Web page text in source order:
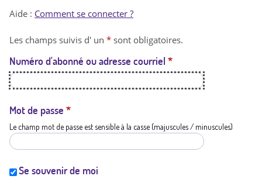
t
a
t
i
Aide : Comment se connecter ?
Les champs suivis d' un * sont obligatoires.
Numéro d'abonné ou adresse courriel *
Mot de passe *
Le champ mot de passe est sensible à la casse (majuscules / minuscules)
Se souvenir de moi